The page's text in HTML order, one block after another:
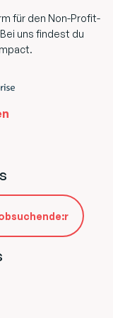
für den Non-Profit-
uns findest du